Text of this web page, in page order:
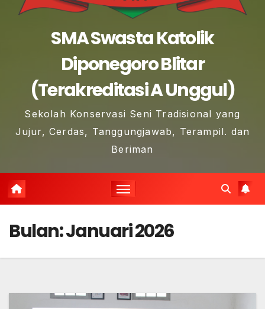
SMA Swasta Katolik
Diponegoro Blitar
(Terakreditasi A Unggul)
Sekolah Konservasi Seni Tradisional yang
Jujur, Cerdas, Tanggungjawab, Terampil. dan
Beriman
Bulan:Januari 2026